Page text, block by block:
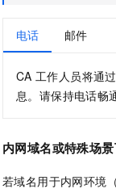
电话 邮件
CA 工作人员将通
息。请保持电话畅
内网域名或特殊场
若域名用于内网环境